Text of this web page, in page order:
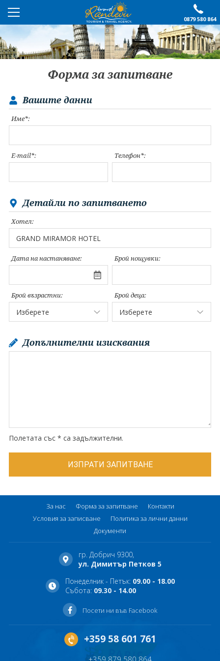
0879 580 864
ПРЕПОРЪЧАНО
ЕКСКУРЗИИ
ПОЧИВКИ
ОЩЕ
Контакти
Условия за записване
Политика за лични
Документи
Форма за запитване
Вашите данни
Име*:
E-mail*: Телефон*:
Детайли по запитването
Хотел:
Дата на настаняване: Брой нощувки:
Брой възрастни: Брой деца:
Допълнителни изисквания
Полетата със * са задължителни.
За нас Форма за запитване
Контакти
Условия за записване
Политика за лични данни
Документи
гр. Добрич 9300,
ул. Димитър Петков 5
Понеделник - Петък: 09.00 - 18.00
Събота: 09.30 - 14.00
Посети ни във Facebook
+359 58 601 761
+359 879 580 864